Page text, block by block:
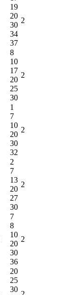
19
20
30
34
37
2
8
10
17
20
25
30
2
1
7
10
20
30
32
2
2
7
13
20
27
30
2
7
8
10
20
30
36
2
20
25
30